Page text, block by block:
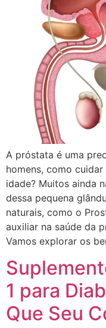
A próstata é uma
homens, como
idade? Muitos ainda
dessa pequena
naturais, como o
auxiliar na saúde da
Vamos explorar os
1 para
Que Seu